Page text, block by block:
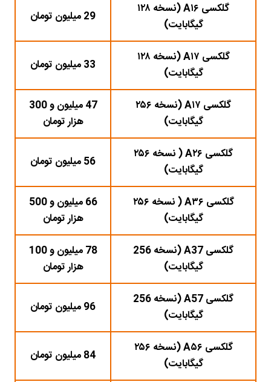
گلکسی A۱۶ (نسخه ۱۲۸
گیگابایت)
29 میلیون تومان
گلکسی A۱۷ (نسخه ۱۲۸
گیگابایت)
33 میلیون تومان
گلکسی A۱۷ (نسخه ۲۵۶
گیگابایت)
47 میلیون و 300
هزار تومان
گلکسی A۲۶ ( نسخه ۲۵۶
گیگابایت)
56 میلیون تومان
گلکسی A۳۶ ( نسخه ۲۵۶
گیگابایت)
66 میلیون و 500
هزار تومان
گلکسی A37 (نسخه 256
گیگابایت)
78 میلیون و 100
هزار تومان
گلکسی A57 (نسخه 256
گیگابایت)
96 میلیون تومان
گلکسی A۵۶ (نسخه ۲۵۶
گیگابایت)
84 میلیون تومان